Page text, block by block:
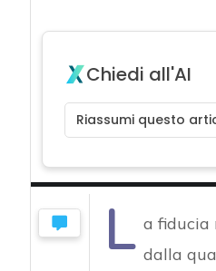
Chiedi all'AI
Riassumi questo
L a fiducia
dalla